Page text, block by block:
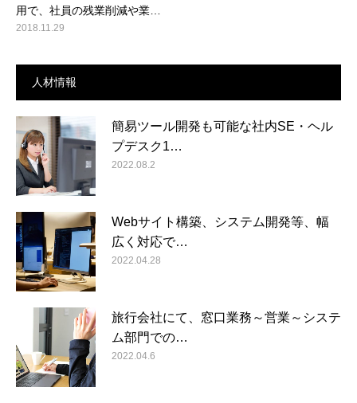
用で、社員の残業削減や業…
2018.11.29
人材情報
簡易ツール開発も可能な社内SE・ヘル
プデスク1…
2022.08.2
Webサイト構築、システム開発等、幅
広く対応で…
2022.04.28
旅行会社にて、窓口業務～営業～システ
ム部門での…
2022.04.6